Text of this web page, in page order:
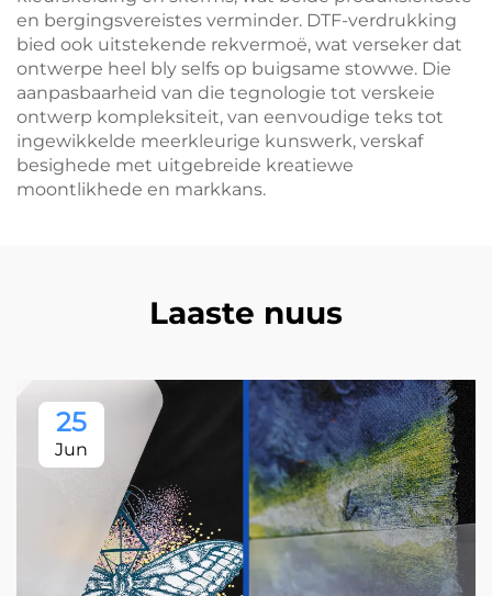
en bergingsvereistes verminder. DTF-verdrukking
bied ook uitstekende rekvermoë, wat verseker dat
ontwerpe heel bly selfs op buigsame stowwe. Die
aanpasbaarheid van die tegnologie tot verskeie
ontwerp kompleksiteit, van eenvoudige teks tot
ingewikkelde meerkleurige kunswerk, verskaf
besighede met uitgebreide kreatiewe
moontlikhede en markkans.
Laaste nuus
25
Jun